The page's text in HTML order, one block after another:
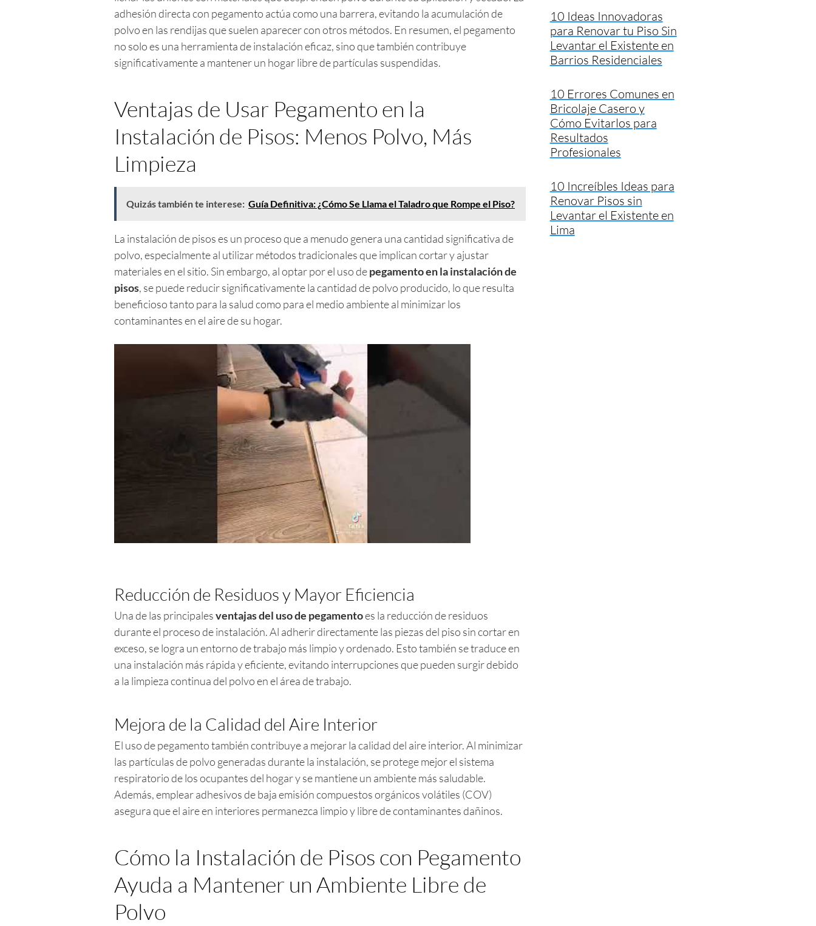
adhesión directa con pegamento actúa como una barrera, evitando la acumulación de
polvo en las rendijas que suelen aparecer con otros métodos. En resumen, el pegamento
no solo es una herramienta de instalación eficaz, sino que también contribuye
significativamente a mantener un hogar libre de partículas suspendidas.
Ventajas de Usar Pegamento en la
Instalación de Pisos: Menos Polvo, Más
Limpieza
Quizás también te interese: Guía Definitiva: ¿Cómo Se Llama el Taladro que Rompe el Piso?
La instalación de pisos es un proceso que a menudo genera una cantidad significativa de
polvo, especialmente al utilizar métodos tradicionales que implican cortar y ajustar
materiales en el sitio. Sin embargo, al optar por el uso depegamento en la instalación de
pisos, se puede reducir significativamente la cantidad de polvo producido, lo que resulta
beneficioso tanto para la salud como para el medio ambiente al minimizar los
contaminantes en el aire de su hogar.
Reducción de Residuos y Mayor Eficiencia
Una de las principalesventajas del uso de pegamentoes la reducción de residuos
durante el proceso de instalación. Al adherir directamente las piezas del piso sin cortar en
exceso, se logra un entorno de trabajo más limpio y ordenado. Esto también se traduce en
una instalación más rápida y eficiente, evitando interrupciones que pueden surgir debido
a la limpieza continua del polvo en el área de trabajo.
Mejora de la Calidad del Aire Interior
El uso de pegamento también contribuye a mejorar la calidad del aire interior. Al minimizar
las partículas de polvo generadas durante la instalación, se protege mejor el sistema
respiratorio de los ocupantes del hogar y se mantiene un ambiente más saludable.
Además, emplear adhesivos de baja emisión compuestos orgánicos volátiles (COV)
asegura que el aire en interiores permanezca limpio y libre de contaminantes dañinos.
Cómo la Instalación de Pisos con Pegamento
Ayuda a Mantener un Ambiente Libre de
Polvo
10 Ideas Innovadoras
para Renovar tu Piso Sin
Levantar el Existente en
Barrios Residenciales
10 Errores Comunes en
Bricolaje Casero y
Cómo Evitarlos para
Resultados
Profesionales
10 Increíbles Ideas para
Renovar Pisos sin
Levantar el Existente en
Lima